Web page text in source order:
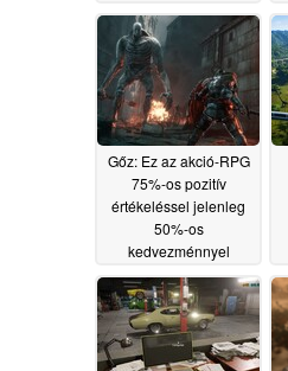
05/26/2026
Gőz: Ez az akció-RPG
75%-os pozitív
értékeléssel jelenleg
50%-os
kedvezménnyel
kapható05/25/2026